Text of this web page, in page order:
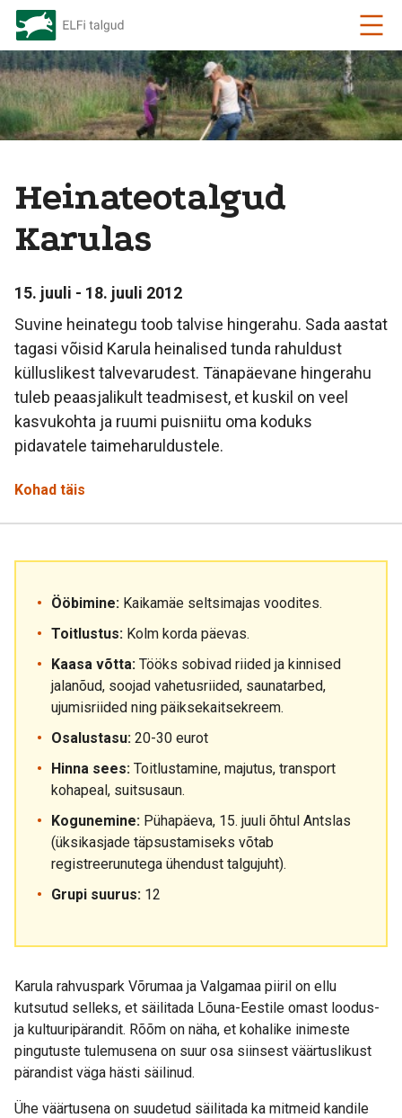
Heinateotalgud
Karulas
15. juuli - 18. juuli 2012
Suvine heinategu toob talvise hingerahu. Sada aastat
tagasi võisid Karula heinalised tunda rahuldust
külluslikest talvevarudest. Tänapäevane hingerahu
tuleb peaasjalikult teadmisest, et kuskil on veel
kasvukohta ja ruumi puisniitu oma koduks
pidavatele taimeharuldustele.
Kohad täis
Ööbimine: Kaikamäe seltsimajas voodites.
Toitlustus: Kolm korda päevas.
Kaasa võtta: Tööks sobivad riided ja kinnised
jalanõud, soojad vahetusriided, saunatarbed,
ujumisriided ning päiksekaitsekreem.
Osalustasu: 20-30 eurot
Hinna sees: Toitlustamine, majutus, transport
kohapeal, suitsusaun.
Kogunemine: Pühapäeva, 15. juuli õhtul Antslas
(üksikasjade täpsustamiseks võtab
registreerunutega ühendust talgujuht).
Grupi suurus: 12
Karula rahvuspark Võrumaa ja Valgamaa piiril on ellu
kutsutud selleks, et säilitada Lõuna-Eestile omast loodus-
ja kultuuripärandit. Rõõm on näha, et kohalike inimeste
pingutuste tulemusena on suur osa siinsest väärtuslikust
pärandist väga hästi säilinud.
Ühe väärtusena on suudetud säilitada ka mitmeid kandile